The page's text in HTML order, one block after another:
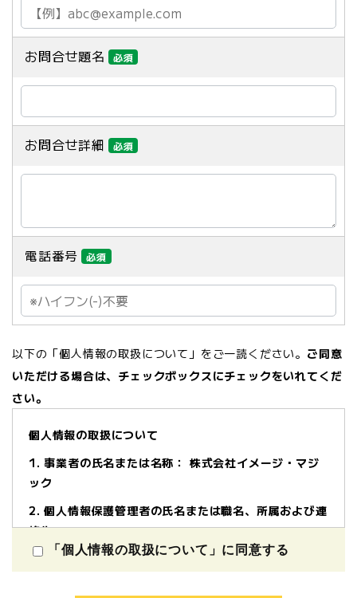
お問合せ題名 必須
お問合せ詳細 必須
電話番号 必須
以下の「個人情報の取扱について」をご一読ください。 ご同意
いただける場合は、チェックボックスにチェックをいれてくだ
さい。
個人情報の取扱について
1. 事業者の氏名または名称： 株式会社イメージ・マジ
ック
2. 個人情報保護管理者の氏名または職名、所属および連
絡先
管理者職名：個人情報保護管理者
所属部署：株式会社イメージ・マジック 管理本部
「個人情報の取扱について」に同意する